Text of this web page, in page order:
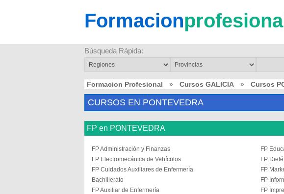
Formacion
Búsqueda Rápida:
Formacion Profesional » Cursos GALICIA » Cursos
CURSOS EN PONTEVEDRA
FP en PONTEVEDRA
FP Administración y Finanzas
FP
FP Electromecánica de Vehículos
FP
FP Cuidados Auxiliares de Enfermería
FP
Bachillerato
FP
FP Auxiliar de Enfermería
FP